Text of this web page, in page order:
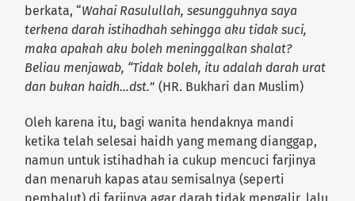
berkata, “Wahai Rasulullah, sesungguhnya saya
terkena darah istihadhah sehingga aku tidak suci,
maka apakah aku boleh meninggalkan shalat?
Beliau menjawab, “Tidak boleh, itu adalah darah urat
dan bukan haidh…dst.” (HR. Bukhari dan Muslim)
Oleh karena itu, bagi wanita hendaknya mandi
ketika telah selesai haidh yang memang dianggap,
namun untuk istihadhah ia cukup mencuci farjinya
dan menaruh kapas atau semisalnya (seperti
pembalut) di farjinya agar darah tidak mengalir, lalu